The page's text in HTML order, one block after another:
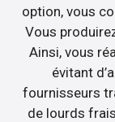
option, vous
Vous
Ainsi, vous
évitant
fournisseurs
de lourds